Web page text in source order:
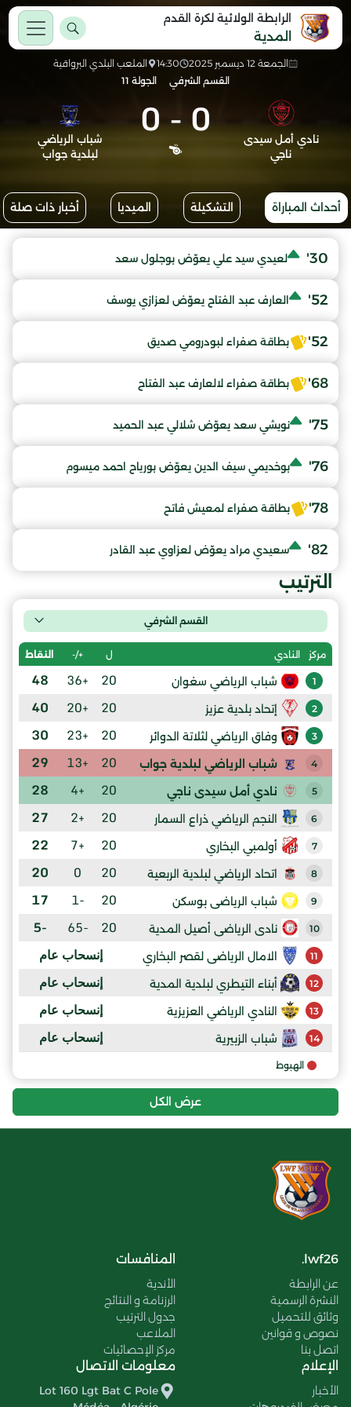
الرابطة الولائية لكرة القدم
المدية
الجمعة 12 ديسمبر 2025 14:30
الملعب البلدي البرواقية
القسم الشرفي
الجولة 11
نادي أمل سيدى
ناجي
0
-
0
شباب الرياضي
لبلدية جواب
أحداث المباراة التشكيلة الميديا أخبار ذات صلة
30' لعيدي سيد علي يعوّض بوجلول سعد
52' العارف عبد الفتاح يعوّض لعزازي يوسف
52' بطاقة صفراء لبودرومي صديق
68' بطاقة صفراء لالعارف عبد الفتاح
75' نويشي سعد يعوّض شلالي عبد الحميد
76' بوخديمي سيف الدين يعوّض بورياح احمد ميسوم
78' بطاقة صفراء لمعيش فاتح
82' سعيدي مراد يعوّض لعزاوي عبد القادر
الترتيب
القسم الشرفي
مركز النادي ل +/- النقاط
1 شباب الرياضي سغوان 20
+36
48
2 إتحاد بلدية عزيز 20
+20
40
3 وفاق الرياضي لثلاتة الدوائر 20
+23
30
4 شباب الرياضي لبلدية جواب 20
+13
29
5 نادي أمل سيدى ناجي 20
+4
28
6 النجم الرياضي ذراع السمار 20
+2
27
7 أولمبي البخاري 20
+7
22
8 اتحاد الرياضي لبلدية الربعية 20
0
20
9 شباب الرياضى بوسكن 20
-1
17
10 نادى الرياضى أصيل المدية 20
-65
-5
11 الامال الرياضى لقصر البخاري إنسحاب عام
12 أبناء التيطري لبلدية المدية إنسحاب عام
13 النادي الرياضي العزيزية إنسحاب عام
14 شباب الزبيرية إنسحاب عام
الهبوط
عرض الكل
lwf26.
عن الرابطة
النشرة الرسمية
وثائق للتحميل
نصوص و قوانين
اتصل بنا
المنافسات
الأندية
الرزنامة و النتائج
جدول الترتيب
الملاعب
مركز الإحصائيات
الإعلام
الأخبار
معلومات الاتصال
Lot 160 Lgt Bat C Pole